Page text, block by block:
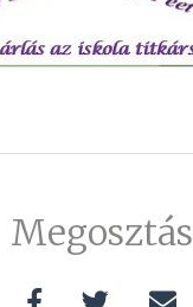
Megosztás